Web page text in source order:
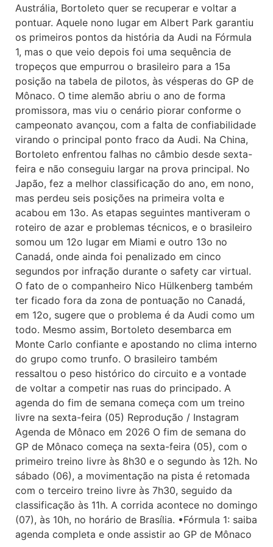
Austrália, Bortoleto quer se recuperar e voltar a
pontuar. Aquele nono lugar em Albert Park garantiu
os primeiros pontos da história da Audi na Fórmula
1, mas o que veio depois foi uma sequência de
tropeços que empurrou o brasileiro para a 15a
posição na tabela de pilotos, às vésperas do GP de
Mônaco. O time alemão abriu o ano de forma
promissora, mas viu o cenário piorar conforme o
campeonato avançou, com a falta de confiabilidade
virando o principal ponto fraco da Audi. Na China,
Bortoleto enfrentou falhas no câmbio desde sexta-
feira e não conseguiu largar na prova principal. No
Japão, fez a melhor classificação do ano, em nono,
mas perdeu seis posições na primeira volta e
acabou em 13o. As etapas seguintes mantiveram o
roteiro de azar e problemas técnicos, e o brasileiro
somou um 12o lugar em Miami e outro 13o no
Canadá, onde ainda foi penalizado em cinco
segundos por infração durante o safety car virtual.
O fato de o companheiro Nico Hülkenberg também
ter ficado fora da zona de pontuação no Canadá,
em 12o, sugere que o problema é da Audi como um
todo. Mesmo assim, Bortoleto desembarca em
Monte Carlo confiante e apostando no clima interno
do grupo como trunfo. O brasileiro também
ressaltou o peso histórico do circuito e a vontade
de voltar a competir nas ruas do principado. A
agenda do fim de semana começa com um treino
livre na sexta-feira (05) Reprodução / Instagram
Agenda de Mônaco em 2026 O fim de semana do
GP de Mônaco começa na sexta-feira (05), com o
primeiro treino livre às 8h30 e o segundo às 12h. No
sábado (06), a movimentação na pista é retomada
com o terceiro treino livre às 7h30, seguido da
classificação às 11h. A corrida acontece no domingo
(07), às 10h, no horário de Brasília. •Fórmula 1: saiba
agenda completa e onde assistir ao GP de Mônaco